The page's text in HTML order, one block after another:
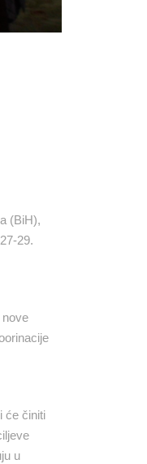
(BiH),
29.
će činiti
u